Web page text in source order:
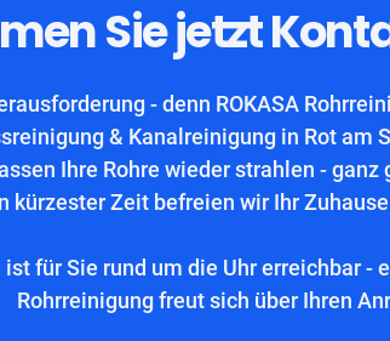
Sie jetzt
- denn ROKASA
& Kanalreinigung in Rot am
Ihre Rohre wieder strahlen -
kürzester Zeit befreien wir Ihr
für Sie rund um die Uhr erreichbar -
Rohrreinigung freut sich über Ihren